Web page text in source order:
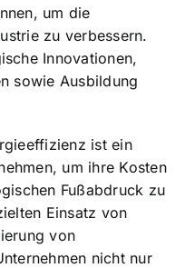
um die
zu verbessern.
Innovationen,
sowie Ausbildung
ist ein
um ihre Kosten
Fußabdruck zu
Einsatz von
von
nicht nur